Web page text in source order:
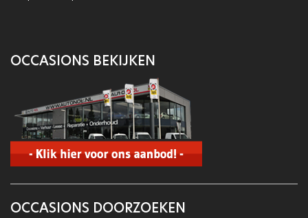
OCCASIONS BEKIJKEN
OCCASIONS DOORZOEKEN